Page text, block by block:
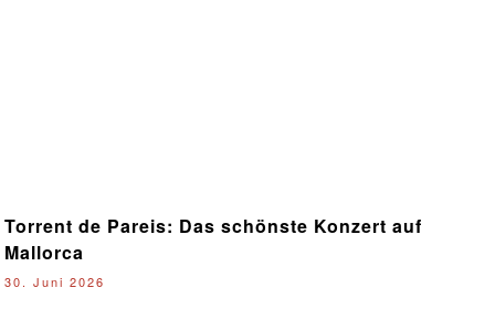
Torrent de Pareis: Das schönste Konzert auf
Mallorca
30. Juni 2026